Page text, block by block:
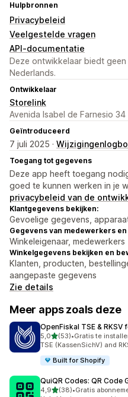
Hulpbronnen
Privacybeleid
Veelgestelde vragen
API-documentatie
Deze ontwikkelaar biedt
Nederlands.
Ontwikkelaar
Storelink
Avenida Isabel de Farnesio
Geïntroduceerd
7 juli 2025 ·
Toegang tot gegevens
Deze app heeft toegang
goed te kunnen werken in je
privacybeleid van de
Klantgegevens bekijken:
Gevoelige gegevens,
Gegevens van medewerkers
Winkeleigenaar, medewerkers
Winkelgegevens bekijken en
Klanten, producten,
aangepaste gegevens
Zie details
Meer apps zoals deze
OpenFiskal TSE & RKSV
5,0van 5 sterren
(53)
53 recensies in totaal
•Gratis te
TSE (KassenSichV) and
Built for Shopify
QuiQR Codes: QR Code
4,9van 5 sterren
(38)
38 recensies in totaal
•Gratis